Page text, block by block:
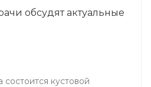
обсудят актуальные
кустовой